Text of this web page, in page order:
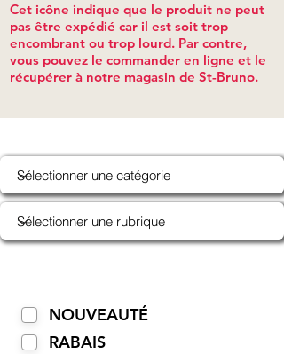
Cet icône indique que le produit ne peut
pas être expédié car il est soit trop
encombrant ou trop lourd. Par contre,
vous pouvez le commander en ligne et le
récupérer à notre magasin de St-Bruno.
NOUVEAUTÉ
RABAIS